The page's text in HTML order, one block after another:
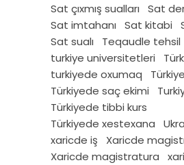
Sat çıxmış sualları
Sat
Sat imtahanı
Sat kitabi
Sat sualı
Teqaudle tehsil
turkiye universitetleri
turkiyede oxumaq
Türkiyede saç ekimi
Türkiyede tibbi kurs
Türkiyede xestexana
xaricde iş
Xaricde
Xaricde magistratura